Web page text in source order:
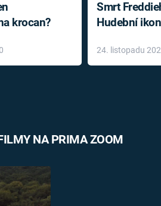
krocan?
Smrt
Hudební
léky
24. listopadu
NA PRIMA ZOOM